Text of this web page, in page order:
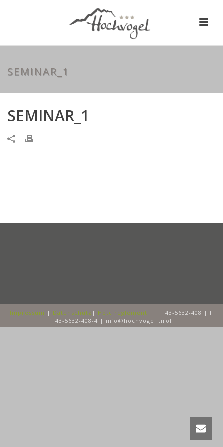
SEMINAR_1
SEMINAR_1
Impressum | Datenschutz | Hotelreglement | T +43-5632-408 | F
+43-5632-408-4 | info@hochvogel.tirol